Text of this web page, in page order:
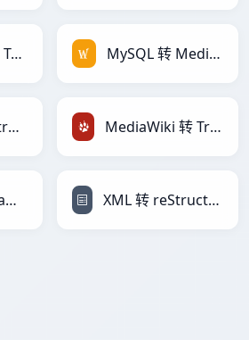
MediaWiki 转 Textile MySQL 转 MediaWiki
MySQL 转 reStructuredText MediaWiki 转 TracWiki
XML 转 MediaWiki XML 转 reStructuredText